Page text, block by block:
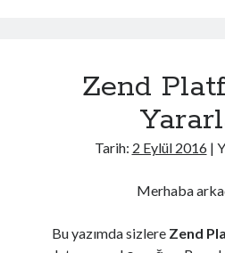
Zend
Tarih: 2 Eylül 2016|
Merhaba
Bu yazımda sizlere Zend